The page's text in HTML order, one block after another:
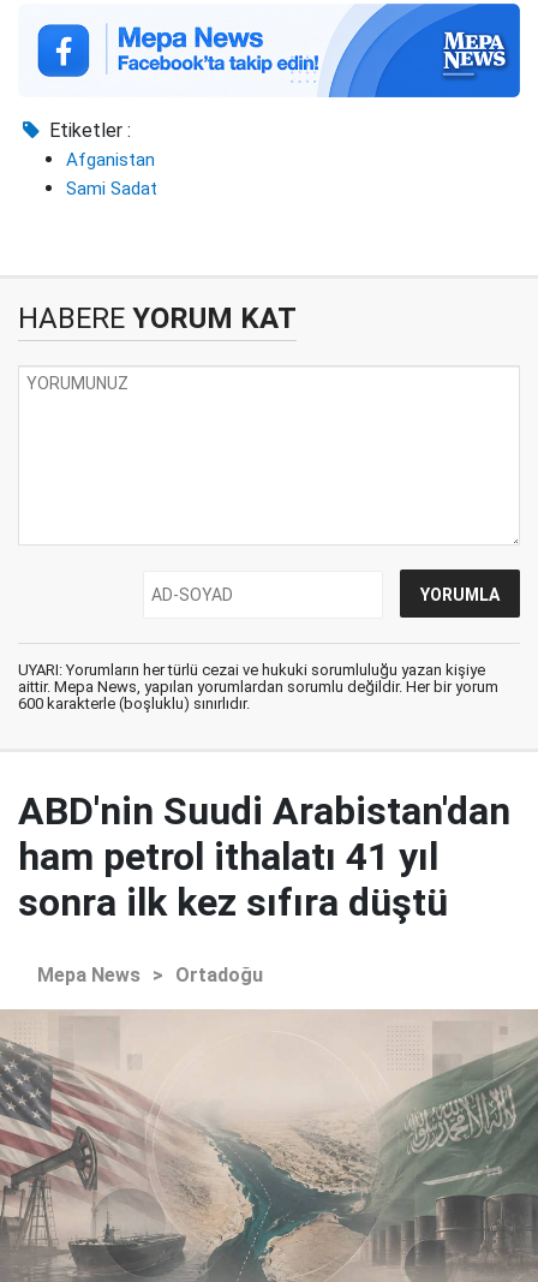
Etiketler :
Afganistan
Sami Sadat
HABERE YORUM KAT
UYARI: Yorumların her türlü cezai ve hukuki sorumluluğu yazan kişiye
aittir. Mepa News, yapılan yorumlardan sorumlu değildir. Her bir yorum
600 karakterle (boşluklu) sınırlıdır.
ABD'nin Suudi Arabistan'dan
ham petrol ithalatı 41 yıl
sonra ilk kez sıfıra düştü
Mepa News > Ortadoğu